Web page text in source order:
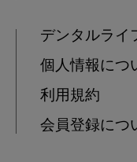
デンタルライ
個人情報につ
利用規約
会員登録につ